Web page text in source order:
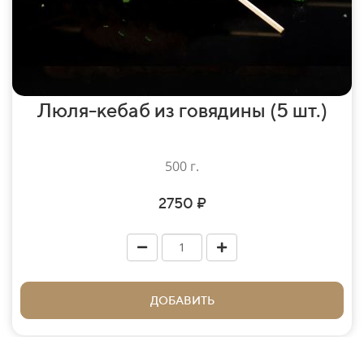
Люля-кебаб из говядины (5 шт.)
500 г.
2750 ₽
ДОБАВИТЬ